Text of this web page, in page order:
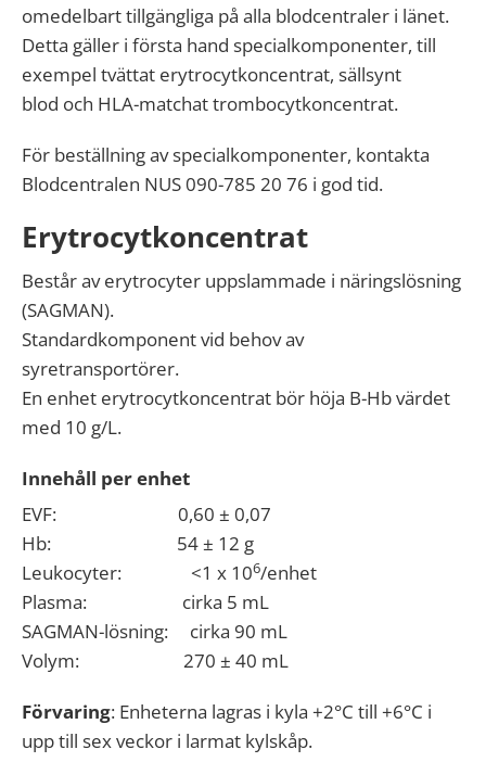
omedelbart tillgängliga på alla blodcentraler i länet.
Detta gäller i första hand specialkomponenter, till
exempel tvättat erytrocytkoncentrat, sällsynt
blod och HLA-matchat trombocytkoncentrat.
För beställning av specialkomponenter, kontakta
Blodcentralen NUS 090-785 20 76 i god tid.
Erytrocytkoncentrat
Består av erytrocyter uppslammade i näringslösning
(SAGMAN).
Standardkomponent vid behov av
syretransportörer.
En enhet erytrocytkoncentrat bör höja B-Hb värdet
med 10 g/L.
Innehåll per enhet
EVF: 0,60 ± 0,07
Hb: 54 ± 12 g
Leukocyter: <1 x 106/enhet
Plasma: cirka 5 mL
SAGMAN-lösning: cirka 90 mL
Volym: 270 ± 40 mL
Förvaring: Enheterna lagras i kyla +2°C till +6°C i
upp till sex veckor i larmat kylskåp.